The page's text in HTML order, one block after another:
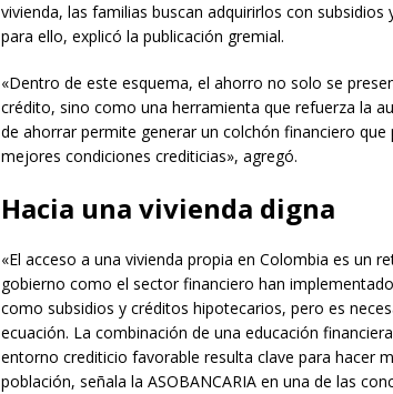
vivienda, las familias buscan adquirirlos con
para ello, explicó la publicación gremial.
«Dentro de este esquema, el ahorro no solo se
crédito, sino como una herramienta que refuerza la
de ahorrar permite generar un colchón financiero
mejores condiciones crediticias», agregó.
Hacia una vivienda digna
«El acceso a una vivienda propia en Colombia es un
gobierno como el sector financiero han
como subsidios y créditos hipotecarios, pero es
ecuación. La combinación de una educación
entorno crediticio favorable resulta clave para hacer
población, señala la ASOBANCARIA en una de las